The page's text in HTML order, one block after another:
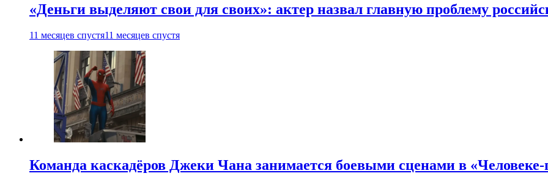
«Деньги выделяют свои для своих»: актер назвал главную проблему
11 месяцев спустя11 месяцев спустя
Команда каскадёров Джеки Чана занимается боевыми сценами в «Человеке-